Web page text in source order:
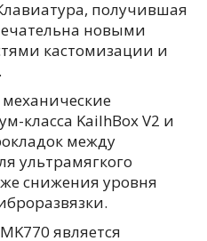
получившая
новыми
кастомизации и
класса KailhBox V2 и
между
ультрамягкого
снижения уровня
является